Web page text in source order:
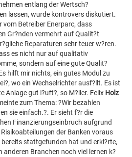
entlang der Wertsch?
lassen, wurde kontrovers diskutiert.
vom Betreiber Enerparc, dass
Gr?nden vermehrt auf Qualit?t
Reparaturen sehr teuer w?ren.
es nicht nur auf qualitativ
sondern auf eine gute Qualit?
hilft mir nichts, ein gutes Modul zu
wo ein Wechselrichter ausf?llt. Es ist
Anlage gut l?uft?, so M?ller. Felix Holz
zum Thema: ?Wir bezahlen
sie einfach.?. Er sieht f?r die
Finanzierungseinbruch aufgrund
der Banken voraus
stattgefunden hat und erkl?rte,
anderen Branchen noch viel lernen k?